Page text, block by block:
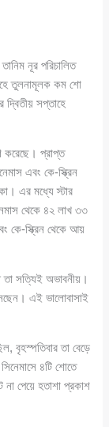
নূর পরিচালিত
তুলনামূলক কম শো
দ্বিতীয় সপ্তাহে
করেছে। প্রাপ্ত
এবং কে-স্ক্রিন
এর মধ্যে স্টার
থেকে ৪২ লাখ ৩৩
কে-স্ক্রিন থেকে আয়
তা সত্যিই অভাবনীয়।
এই ভালোবাসাই
বৃহস্পতিবার তা বেড়ে
৪টি শোতে
না পেয়ে হতাশা প্রকাশ